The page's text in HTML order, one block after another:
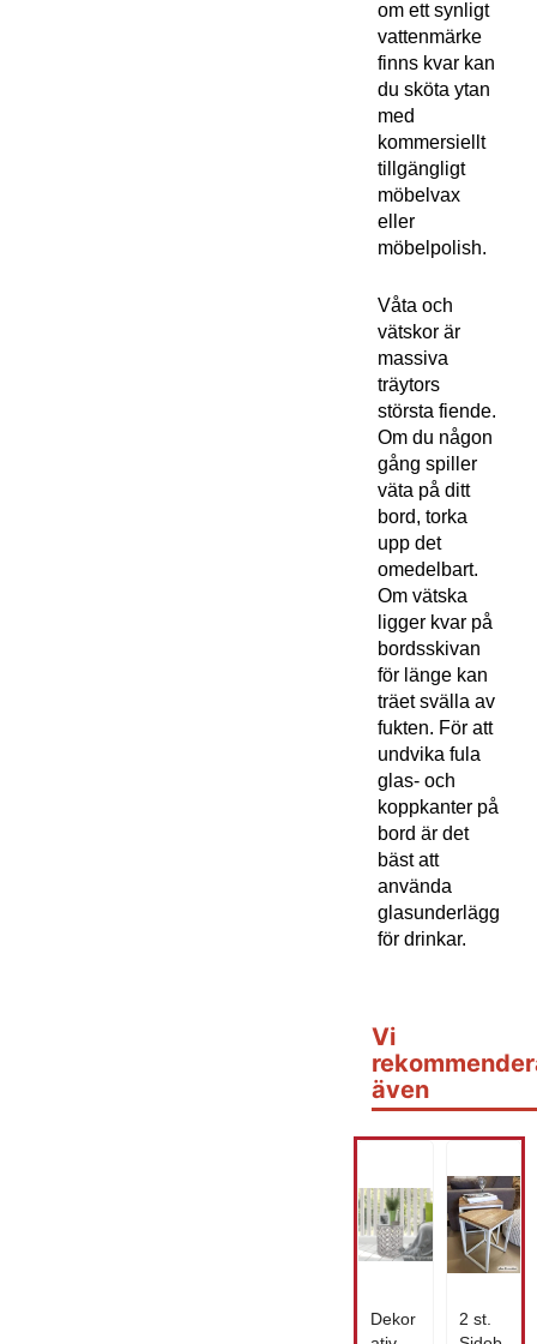
om ett synligt
vattenmärke
finns kvar kan
du sköta ytan
med
kommersiellt
tillgängligt
möbelvax
eller
möbelpolish.
Våta och
vätskor är
massiva
träytors
största fiende.
Om du någon
gång spiller
väta på ditt
bord, torka
upp det
omedelbart.
Om vätska
ligger kvar på
bordsskivan
för länge kan
träet svälla av
fukten. För att
undvika fula
glas- och
koppkanter på
bord är det
bäst att
använda
glasunderlägg
för drinkar.
Vi
även
Dekor
2 st.